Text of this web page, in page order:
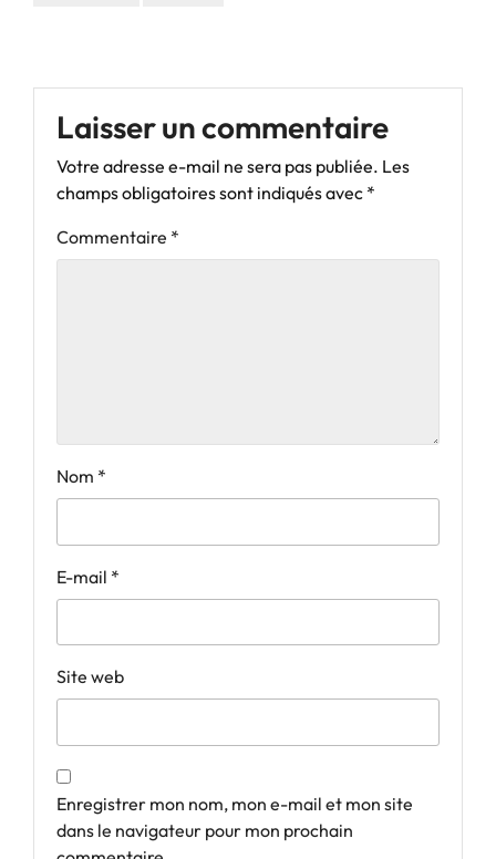
Laisser un commentaire
Votre adresse e-mail ne sera pas publiée. Les
champs obligatoires sont indiqués avec *
Commentaire *
Nom *
E-mail *
Site web
Enregistrer mon nom, mon e-mail et mon site
dans le navigateur pour mon prochain